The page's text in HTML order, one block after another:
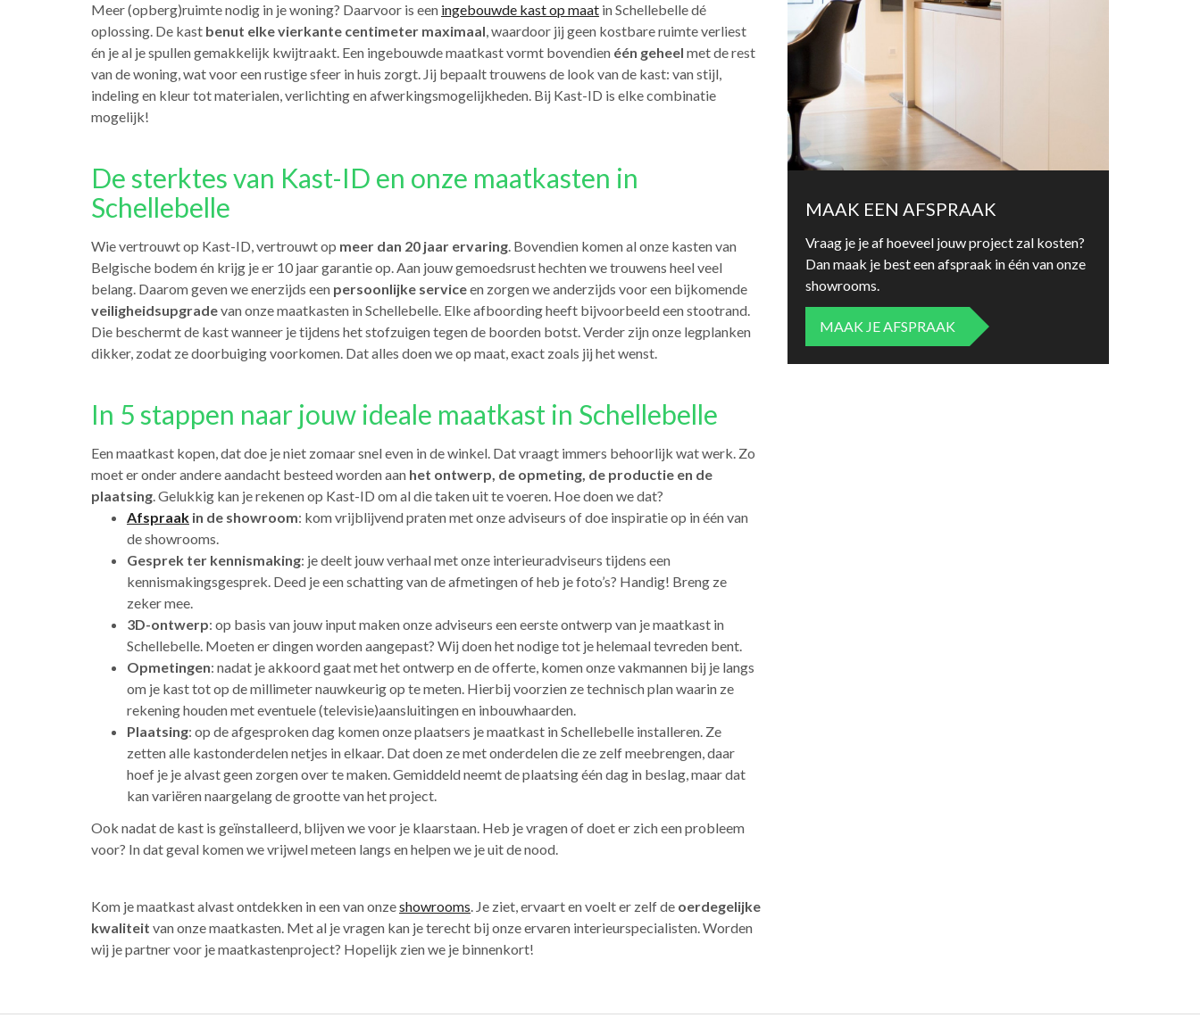
Meer (opberg)ruimte nodig in je woning? Daarvoor is een ingebouwde kast op maat in Schellebelle dé
oplossing. De kast benut elke vierkante centimeter maximaal, waardoor jij geen kostbare ruimte verliest
én je al je spullen gemakkelijk kwijtraakt. Een ingebouwde maatkast vormt bovendien één geheel met de rest
van de woning, wat voor een rustige sfeer in huis zorgt. Jij bepaalt trouwens de look van de kast: van stijl,
indeling en kleur tot materialen, verlichting en afwerkingsmogelijkheden. Bij Kast-ID is elke combinatie
mogelijk!
De sterktes van Kast-ID en onze maatkasten in
Schellebelle
Wie vertrouwt op Kast-ID, vertrouwt op meer dan 20 jaar ervaring. Bovendien komen al onze kasten van
Belgische bodem én krijg je er 10 jaar garantie op. Aan jouw gemoedsrust hechten we trouwens heel veel
belang. Daarom geven we enerzijds een persoonlijke serviceen zorgen we anderzijds voor een bijkomende
veiligheidsupgradevan onze maatkasten in Schellebelle. Elke afboording heeft bijvoorbeeld een stootrand.
Die beschermt de kast wanneer je tijdens het stofzuigen tegen de boorden botst. Verder zijn onze legplanken
dikker, zodat ze doorbuiging voorkomen. Dat alles doen we op maat, exact zoals jij het wenst.
In 5 stappen naar jouw ideale maatkast in Schellebelle
Een maatkast kopen, dat doe je niet zomaar snel even in de winkel. Dat vraagt immers behoorlijk wat werk. Zo
moet er onder andere aandacht besteed worden aan het ontwerp, de opmeting, de productie en de
plaatsing. Gelukkig kan je rekenen op Kast-ID om al die taken uit te voeren. Hoe doen we dat?
Afspraak in de showroom: kom vrijblijvend praten met onze adviseurs of doe inspiratie op in één van
de showrooms.
Gesprek ter kennismaking: je deelt jouw verhaal met onze interieuradviseurs tijdens een
kennismakingsgesprek. Deed je een schatting van de afmetingen of heb je foto’s? Handig! Breng ze
zeker mee.
3D-ontwerp: op basis van jouw input maken onze adviseurs een eerste ontwerp van je maatkast in
Schellebelle. Moeten er dingen worden aangepast? Wij doen het nodige tot je helemaal tevreden bent.
Opmetingen: nadat je akkoord gaat met het ontwerp en de offerte, komen onze vakmannen bij je langs
om je kast tot op de millimeter nauwkeurig op te meten. Hierbij voorzien ze technisch plan waarin ze
rekening houden met eventuele (televisie)aansluitingen en inbouwhaarden.
Plaatsing: op de afgesproken dag komen onze plaatsers je maatkast in Schellebelle installeren. Ze
zetten alle kastonderdelen netjes in elkaar. Dat doen ze met onderdelen die ze zelf meebrengen, daar
hoef je je alvast geen zorgen over te maken. Gemiddeld neemt de plaatsing één dag in beslag, maar dat
kan variëren naargelang de grootte van het project.
Ook nadat de kast is geïnstalleerd, blijven we voor je klaarstaan. Heb je vragen of doet er zich een probleem
voor? In dat geval komen we vrijwel meteen langs en helpen we je uit de nood.
Kom je maatkast alvast ontdekken in een van onzeshowrooms. Je ziet, ervaart en voelt er zelf de oerdegelijke
kwaliteit van onze maatkasten. Met al je vragen kan je terecht bij onze ervaren interieurspecialisten. Worden
wij je partner voor je maatkastenproject? Hopelijk zien we je binnenkort!
MAAK EEN AFSPRAAK
Vraag je je af hoeveel jouw project zal kosten?
Dan maak je best een afspraak in één van onze
showrooms.
MAAK JE AFSPRAAK